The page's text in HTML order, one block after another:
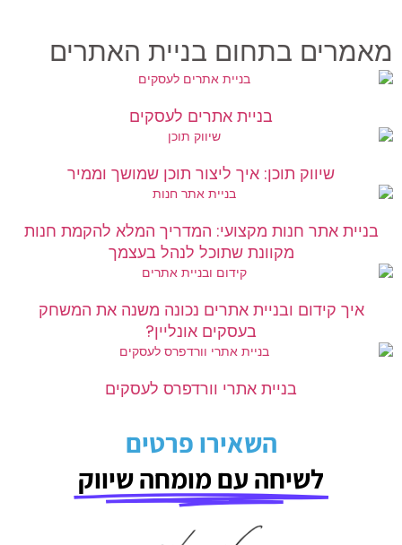
מאמרים בתחום בניית האתרים
בניית אתרים לעסקים
שיווק תוכן: איך ליצור תוכן שמושך וממיר
בניית אתר חנות מקצועי: המדריך המלא להקמת חנות
מקוונת שתוכל לנהל בעצמך
איך קידום ובניית אתרים נכונה משנה את המשחק
בעסקים אונליין?
בניית אתרי וורדפרס לעסקים
השאירו פרטים
לשיחה עם מומחה שיווק